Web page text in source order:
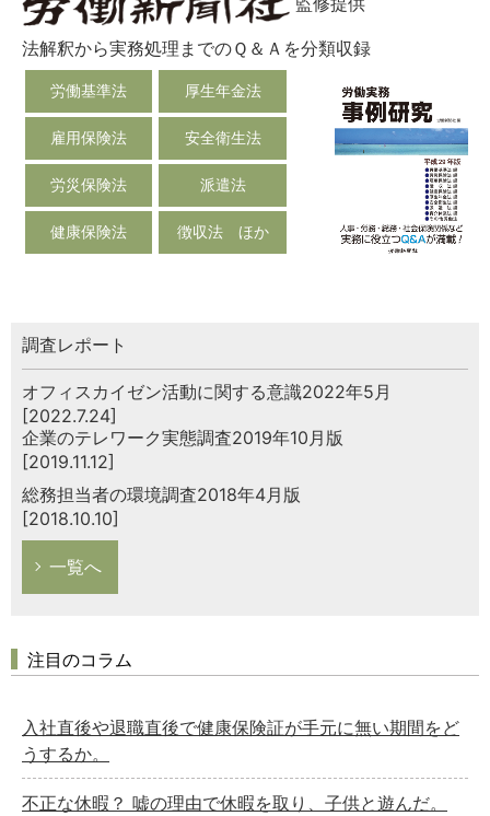
法解釈から実務処理までのＱ＆Ａを分類収録
労働基準法 厚生年金法
雇用保険法 安全衛生法
労災保険法 派遣法
健康保険法 徴収法 ほか
調査レポート
オフィスカイゼン活動に関する意識2022年5月
[2022.7.24]
企業のテレワーク実態調査2019年10月版
[2019.11.12]
総務担当者の環境調査2018年4月版
[2018.10.10]
一覧へ
注目のコラム
入社直後や退職直後で健康保険証が手元に無い期間をど
うするか。
不正な休暇？ 嘘の理由で休暇を取り、子供と遊んだ。